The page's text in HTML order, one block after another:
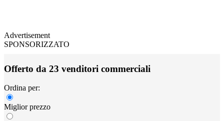
Advertisement
SPONSORIZZATO
Offerto da 23 venditori commerciali
Ordina per:
Miglior prezzo